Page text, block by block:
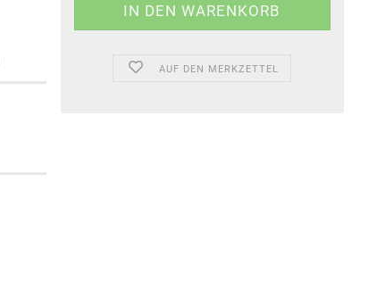
AUF DEN MERKZETTEL